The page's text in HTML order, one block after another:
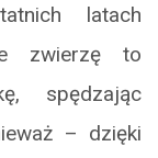
latach
zwierzę to
spędzając
– dzięki